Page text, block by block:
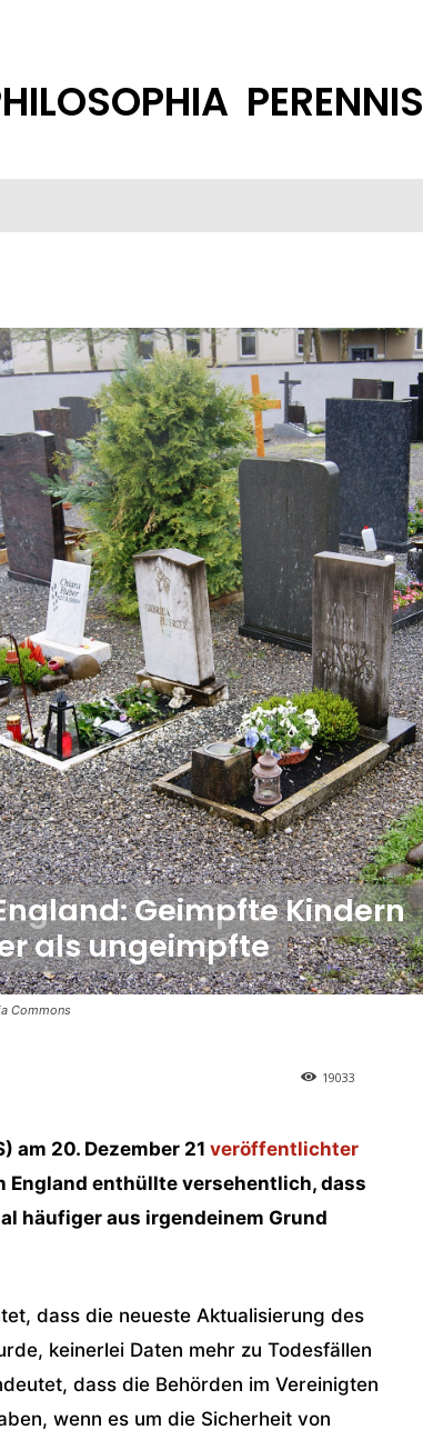
PERENNIS
Commons
Geimpfte Kindern
als ungeimpfte
19033
am 20. Dezember 21 veröffentlichter
England enthüllte versehentlich, dass
häufiger aus irgendeinem Grund
dass die neueste Aktualisierung des
keinerlei Daten mehr zu Todesfällen
dass die Behörden im Vereinigten
wenn es um die Sicherheit von